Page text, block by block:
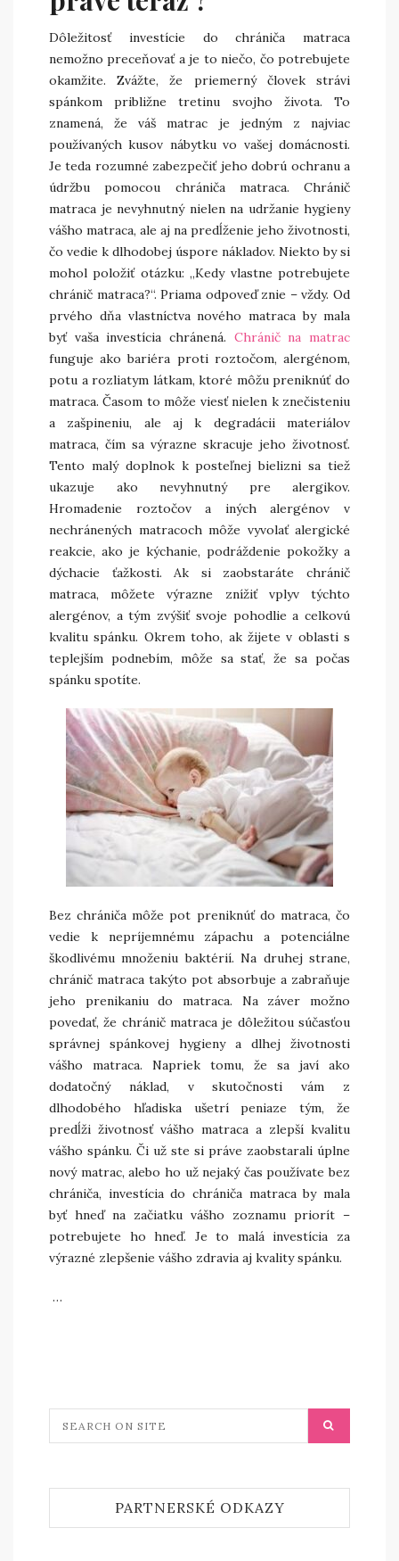
Dôležitosť investície do chrániča matraca
nemožno preceňovať a je to niečo, čo potrebujete
okamžite. Zvážte, že priemerný človek strávi
spánkom približne tretinu svojho života. To
znamená, že váš matrac je jedným z najviac
používaných kusov nábytku vo vašej domácnosti.
Je teda rozumné zabezpečiť jeho dobrú ochranu a
údržbu pomocou chrániča matraca. Chránič
matraca je nevyhnutný nielen na udržanie hygieny
vášho matraca, ale aj na predĺženie jeho životnosti,
čo vedie k dlhodobej úspore nákladov. Niekto by si
mohol položiť otázku: „Kedy vlastne potrebujete
chránič matraca?“. Priama odpoveď znie – vždy. Od
prvého dňa vlastníctva nového matraca by mala
byť vaša investícia chránená. Chránič na matrac
funguje ako bariéra proti roztočom, alergénom,
potu a rozliatym látkam, ktoré môžu preniknúť do
matraca. Časom to môže viesť nielen k znečisteniu
a zašpineniu, ale aj k degradácii materiálov
matraca, čím sa výrazne skracuje jeho životnosť.
Tento malý doplnok k posteľnej bielizni sa tiež
ukazuje ako nevyhnutný pre alergikov.
Hromadenie roztočov a iných alergénov v
nechránených matracoch môže vyvolať alergické
reakcie, ako je kýchanie, podráždenie pokožky a
dýchacie ťažkosti. Ak si zaobstaráte chránič
matraca, môžete výrazne znížiť vplyv týchto
alergénov, a tým zvýšiť svoje pohodlie a celkovú
kvalitu spánku. Okrem toho, ak žijete v oblasti s
teplejším podnebím, môže sa stať, že sa počas
spánku spotíte.
Bez chrániča môže pot preniknúť do matraca, čo
vedie k nepríjemnému zápachu a potenciálne
škodlivému množeniu baktérií. Na druhej strane,
chránič matraca takýto pot absorbuje a zabraňuje
jeho prenikaniu do matraca. Na záver možno
povedať, že chránič matraca je dôležitou súčasťou
správnej spánkovej hygieny a dlhej životnosti
vášho matraca. Napriek tomu, že sa javí ako
dodatočný náklad, v skutočnosti vám z
dlhodobého hľadiska ušetrí peniaze tým, že
predĺži životnosť vášho matraca a zlepší kvalitu
vášho spánku. Či už ste si práve zaobstarali úplne
nový matrac, alebo ho už nejaký čas používate bez
chrániča, investícia do chrániča matraca by mala
byť hneď na začiatku vášho zoznamu priorít –
potrebujete ho hneď. Je to malá investícia za
výrazné zlepšenie vášho zdravia aj kvality spánku.
…
PARTNERSKÉ ODKAZY